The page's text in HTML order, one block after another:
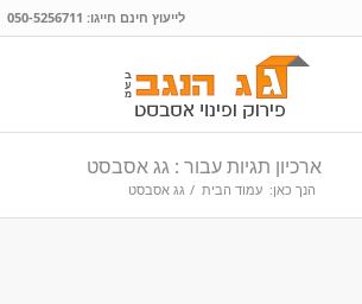
לייעוץ חינם חייגו: 050-5256711
ארכיון תגיות עבור : גג אסבסט
הנך כאן: עמוד הבית / גג אסבסט